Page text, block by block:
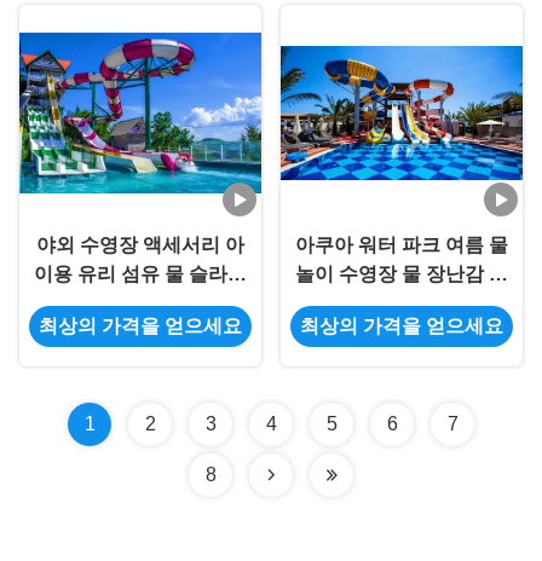
야외 수영장 액세서리 아
이용 유리 섬유 물 슬라이
드
최상의 가격을 얻으세요
아쿠아 워터 파크 여름 물
놀이 수영장 물 장난감 유
리섬유 슬라이드 어린이용
최상의 가격을 얻으세요
1 2 3 4 5 6 7
8